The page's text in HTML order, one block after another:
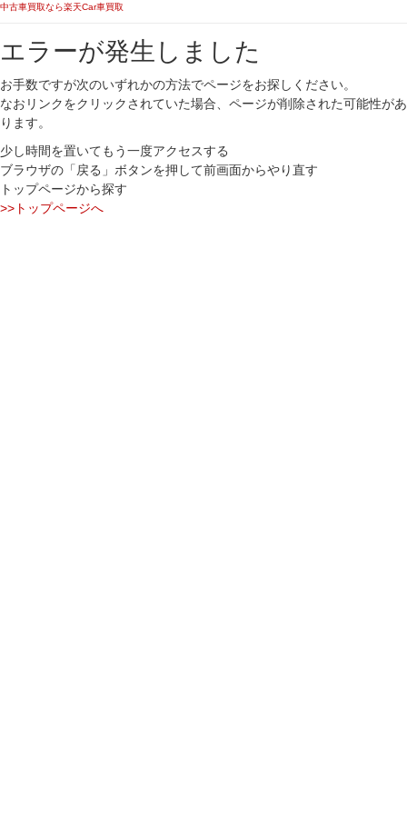
中古車買取なら楽天Car車買取
エラーが発生しました
お手数ですが次のいずれかの方法でページをお探しください。
なおリンクをクリックされていた場合、ページが削除された可能性があ
ります。
少し時間を置いてもう一度アクセスする
ブラウザの「戻る」ボタンを押して前画面からやり直す
トップページから探す
>>トップページへ